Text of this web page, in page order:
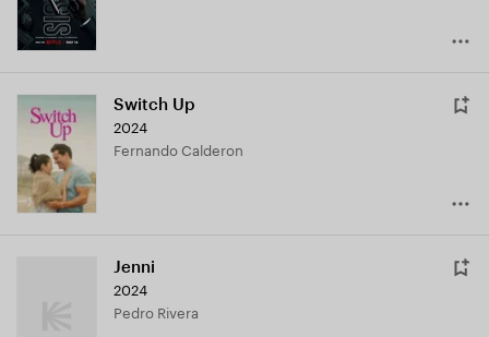
Switch Up
2024
Fernando Calderon
Jenni
2024
Pedro Rivera